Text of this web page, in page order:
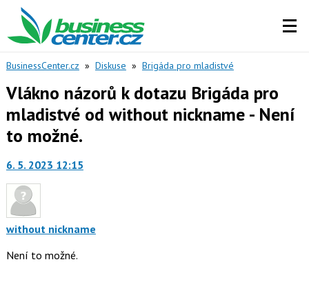
BusinessCenter.cz » Diskuse » Brigáda pro mladistvé
Vlákno názorů k dotazu Brigáda pro
mladistvé od without nickname - Není
to možné.
6. 5. 2023 12:15
without nickname
Není to možné.